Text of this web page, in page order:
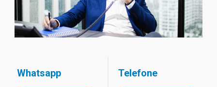
Whatsapp Telefone